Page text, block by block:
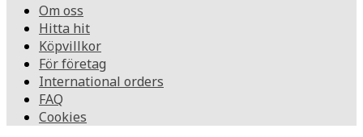
Om oss
Hitta hit
Köpvillkor
För företag
International orders
FAQ
Cookies